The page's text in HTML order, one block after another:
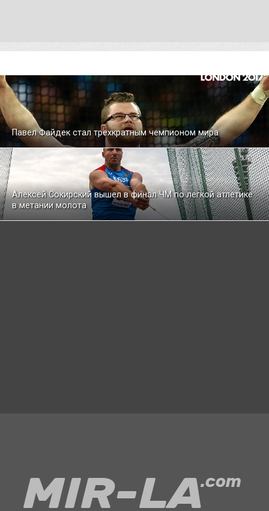
Павел Файдек стал трехкратным чемпионом мира
Алексей Сокирский вышел в финал ЧМ по легкой атлетике
в метании молота